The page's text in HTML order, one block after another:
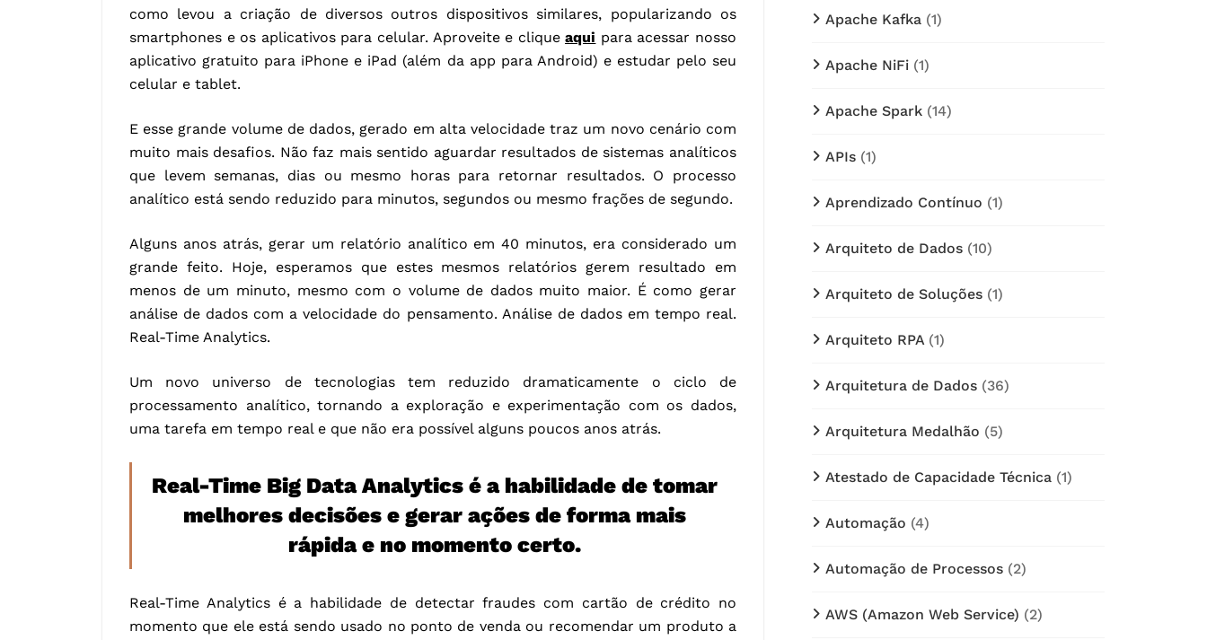
como levou a criação de diversos outros dispositivos similares, popularizando os
smartphones e os aplicativos para celular. Aproveite e cliqueaqui para acessar nosso
aplicativo gratuito para iPhone e iPad (além da app para Android) e estudar pelo seu
celular e tablet.
E esse grande volume de dados, gerado em alta velocidade traz um novo cenário com
muito mais desafios. Não faz mais sentido aguardar resultados de sistemas analíticos
que levem semanas, dias ou mesmo horas para retornar resultados. O processo
analítico está sendo reduzido para minutos, segundos ou mesmo frações de segundo.
Alguns anos atrás, gerar um relatório analítico em 40 minutos, era considerado um
grande feito. Hoje, esperamos que estes mesmos relatórios gerem resultado em
menos de um minuto, mesmo com o volume de dados muito maior. É como gerar
análise de dados com a velocidade do pensamento. Análise de dados em tempo real.
Real-Time Analytics.
Um novo universo de tecnologias tem reduzido dramaticamente o ciclo de
processamento analítico, tornando a exploração e experimentação com os dados,
uma tarefa em tempo real e que não era possível alguns poucos anos atrás.
Real-Time Big Data Analytics é a habilidade de tomar
melhores decisões e gerar ações de forma mais
rápida e no momento certo.
Real-Time Analytics é a habilidade de detectar fraudes com cartão de crédito no
momento que ele está sendo usado no ponto de venda ou recomendar um produto a
Apache Kafka (1)
Apache NiFi (1)
Apache Spark (14)
APIs (1)
Aprendizado Contínuo (1)
Arquiteto de Dados (10)
Arquiteto de Soluções (1)
Arquiteto RPA(1)
Arquitetura de Dados (36)
Arquitetura Medalhão (5)
Atestado de Capacidade Técnica (1)
Automação (4)
Automação de Processos (2)
AWS (Amazon Web Service) (2)